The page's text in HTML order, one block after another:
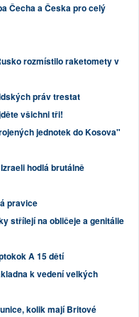
Čecha a Česka pro celý
rozmístilo raketomety v
práv trestat
všichni tři!
jednotek do Kosova"
hodlá brutálně
pravice
střílejí na obličeje a genitálie
A 15 dětí
k vedení velkých
kolik mají Britové